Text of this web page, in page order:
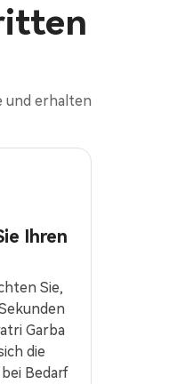
und erhalten
Ihren
Sie,
Garba
die
Bedarf